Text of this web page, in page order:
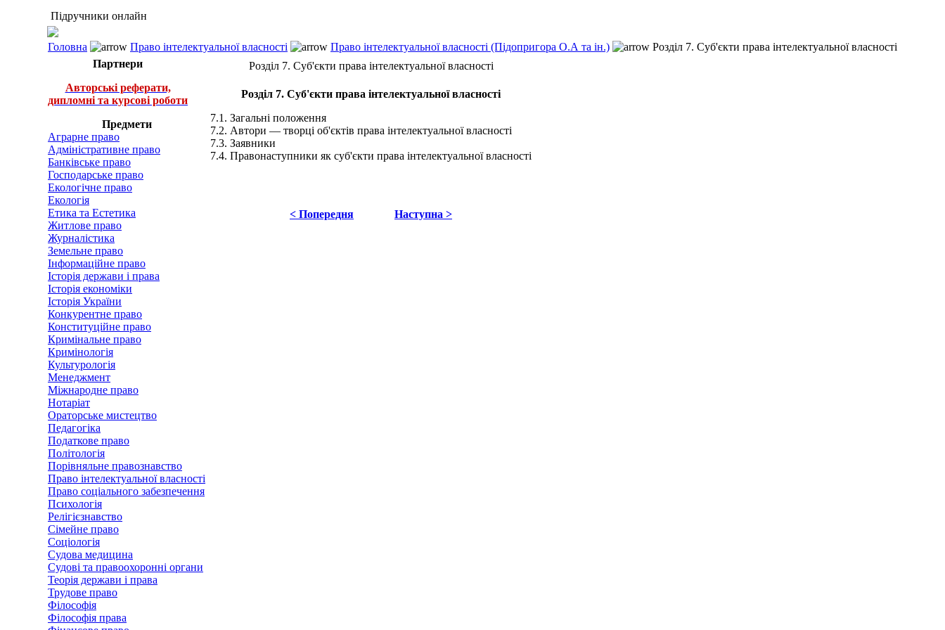
Підручники онлайн
Головна Право інтелектуальної власності Право інтелектуальної власності (Підопригора О.А та ін.)
Розділ 7. Суб'єкти права інтелектуальної власності
Партнери
Авторські реферати,
дипломні та курсові роботи
Предмети
Аграрне право
Адміністративне право
Банківське право
Господарське право
Екологічне право
Екологія
Етика та Естетика
Житлове право
Журналістика
Земельне право
Інформаційне право
Історія держави і права
Історія економіки
Історія України
Конкурентне право
Конституційне право
Кримінальне право
Кримінологія
Культурологія
Менеджмент
Міжнародне право
Нотаріат
Ораторське мистецтво
Педагогіка
Податкове право
Політологія
Порівняльне правознавство
Право інтелектуальної власності
Право соціального забезпечення
Психологія
Релігієзнавство
Сімейне право
Соціологія
Судова медицина
Судові та правоохоронні органи
Теорія держави і права
Трудове право
Філософія
Філософія права
Розділ 7. Суб'єкти права інтелектуальної власності
Розділ 7. Суб'єкти права інтелектуальної власності
7.1. Загальні положення
7.2. Автори — творці об'єктів права інтелектуальної власності
7.3. Заявники
7.4. Правонаступники як суб'єкти права інтелектуальної власності
< Попередня Наступна >